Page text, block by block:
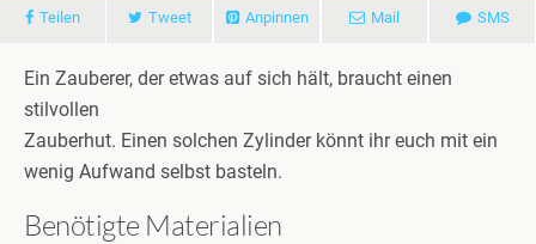
Teilen Tweet Anpinnen Mail SMS
Ein Zauberer, der etwas auf sich hält, braucht einen
stilvollen
Zauberhut. Einen solchen Zylinder könnt ihr euch mit ein
wenig Aufwand selbst basteln.
Benötigte Materialien